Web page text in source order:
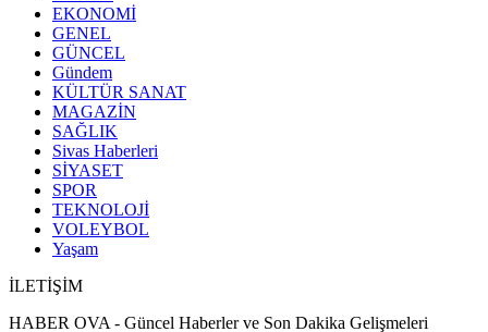
EKONOMİ
GENEL
GÜNCEL
Gündem
KÜLTÜR SANAT
MAGAZİN
SAĞLIK
Sivas Haberleri
SİYASET
SPOR
TEKNOLOJİ
VOLEYBOL
Yaşam
İLETİŞİM
HABER OVA - Güncel Haberler ve Son Dakika Gelişmeleri